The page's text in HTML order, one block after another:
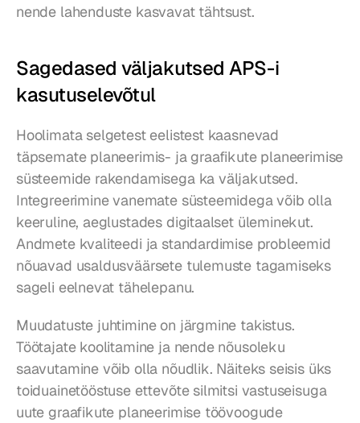
nende lahenduste kasvavat tähtsust.
Sagedased väljakutsed APS-i
kasutuselevõtul
Hoolimata selgetest eelistest kaasnevad
täpsemate planeerimis- ja graafikute planeerimise
süsteemide rakendamisega ka väljakutsed.
Integreerimine vanemate süsteemidega võib olla
keeruline, aeglustades digitaalset üleminekut.
Andmete kvaliteedi ja standardimise probleemid
nõuavad usaldusväärsete tulemuste tagamiseks
sageli eelnevat tähelepanu.
Muudatuste juhtimine on järgmine takistus.
Töötajate koolitamine ja nende nõusoleku
saavutamine võib olla nõudlik. Näiteks seisis üks
toiduainetööstuse ettevõte silmitsi vastuseisuga
uute graafikute planeerimise töövoogude